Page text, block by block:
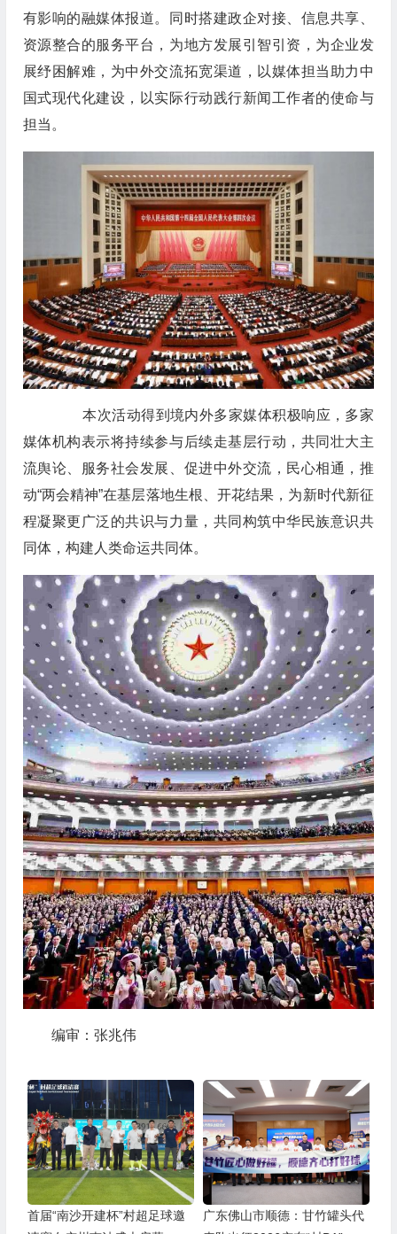
有影响的融媒体报道。同时搭建政企对接、信息共享、
资源整合的服务平台，为地方发展引智引资，为企业发
展纾困解难，为中外交流拓宽渠道，以媒体担当助力中
国式现代化建设，以实际行动践行新闻工作者的使命与
担当。
本次活动得到境内外多家媒体积极响应，多家
媒体机构表示将持续参与后续走基层行动，共同壮大主
流舆论、服务社会发展、促进中外交流，民心相通，推
动“两会精神”在基层落地生根、开花结果，为新时代新征
程凝聚更广泛的共识与力量，共同构筑中华民族意识共
同体，构建人类命运共同体。
编审：张兆伟
首届“南沙开建杯”村超足球邀
广东佛山市顺德：甘竹罐头代